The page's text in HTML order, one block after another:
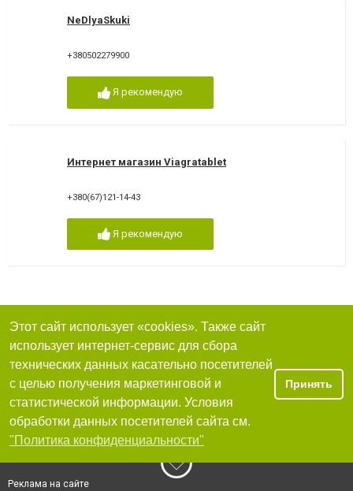
NeDlyaSkuki
+380502279900
Я рекомендую
Интернет магазин Viagratablet
+380(67)121-14-43
Я рекомендую
Этот сайт использует «cookies». Также сайт
использует интернет-сервис для сбора
технических данных касательно посетителей
с целью получения маркетинговой и
статистической информации. Условия
обработки данных посетителей сайта см.
"Политика конфиденциальности"
Принять
Реклама на сайте